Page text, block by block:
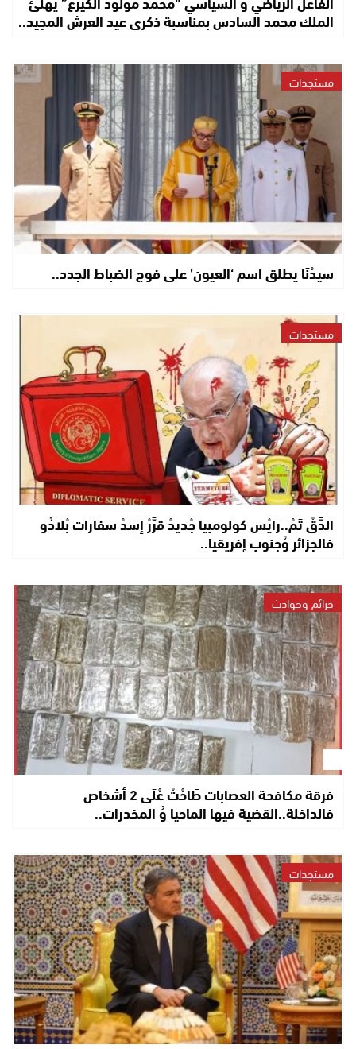
الملك محمد السادس بمناسبة ذكرى عيد العرش المجيد..
مستجدات
سِيدْنَا يطلق اسم ‘العيون’ على فوج الضباط الجدد..
مستجدات
الدَّقْ تَمْ..رَايْس كولومبيا جْدِيدْ قرَّرْ إِسَدْ سفارات بْلاَدُو
فالجزائر وُجنوب إفريقيا..
جرائم وحوادث
فرقة مكافحة العصابات طَاحْتْ عْلَى 2 أشخاص
فالداخلة..القضية فيها الماحيا وُ المخدرات..
مستجدات